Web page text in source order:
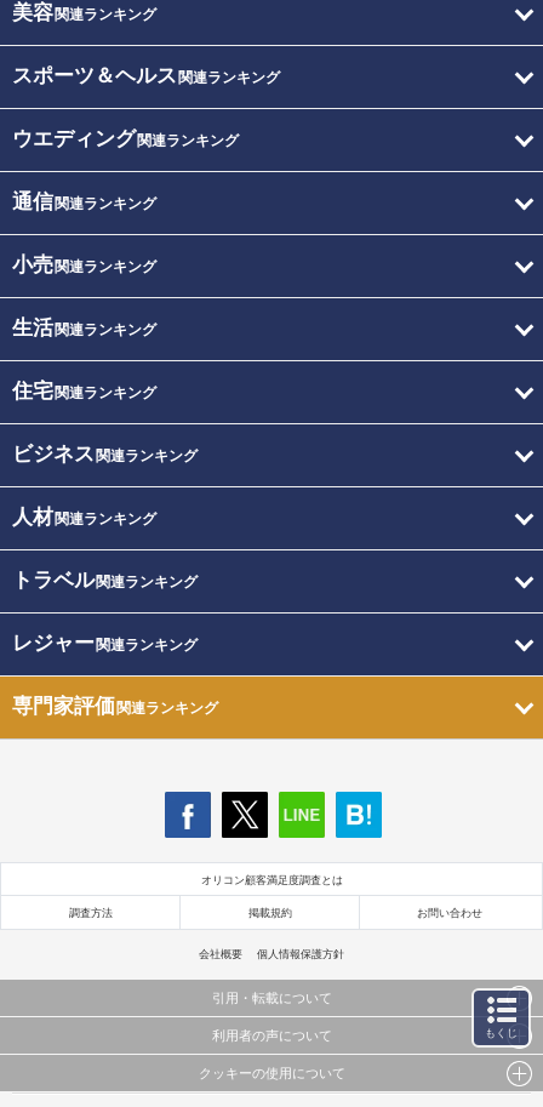
美容関連ランキング
スポーツ＆ヘルス 関連ランキング
ウエディング関連ランキング
通信関連ランキング
小売関連ランキング
生活関連ランキング
住宅関連ランキング
ビジネス 関連ランキング
人材関連ランキング
トラベル関連ランキング
レジャー関連ランキング
専門家評価関連ランキング
オリコン顧客満足度調査とは
調査方法 掲載規約 お問い合わせ
会社概要 個人情報保護方針
引用・転載について
当サイトで公開されている情報（文字、写真、イラスト、画像データ等）及びこれらの配置・
これらの情報を権利者の許可なく無断転載・複製などの二次利用を行うことは固く禁じており
利用者の声について
当サイトに掲載している内容はすべてサービスの利用者が提出された見解・感想です。
クッキーの使用について
もくじ